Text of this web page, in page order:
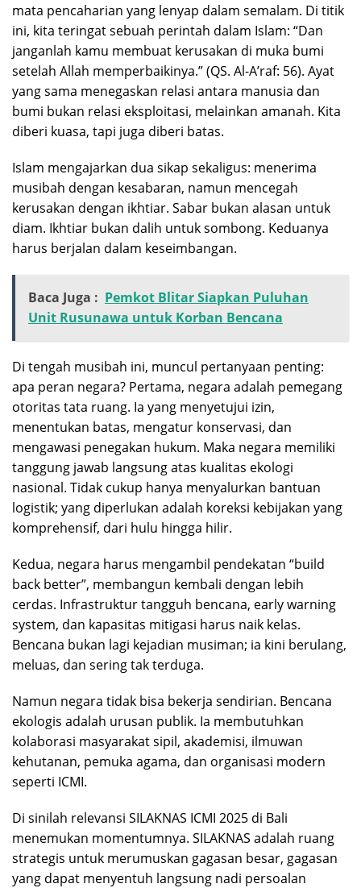
mata pencaharian yang lenyap dalam semalam. Di titik
ini, kita teringat sebuah perintah dalam Islam: “Dan
janganlah kamu membuat kerusakan di muka bumi
setelah Allah memperbaikinya.” (QS. Al-A’raf: 56). Ayat
yang sama menegaskan relasi antara manusia dan
bumi bukan relasi eksploitasi, melainkan amanah. Kita
diberi kuasa, tapi juga diberi batas.
Islam mengajarkan dua sikap sekaligus: menerima
musibah dengan kesabaran, namun mencegah
kerusakan dengan ikhtiar. Sabar bukan alasan untuk
diam. Ikhtiar bukan dalih untuk sombong. Keduanya
harus berjalan dalam keseimbangan.
Baca Juga : Pemkot Blitar Siapkan Puluhan
Unit Rusunawa untuk Korban Bencana
Di tengah musibah ini, muncul pertanyaan penting:
apa peran negara? Pertama, negara adalah pemegang
otoritas tata ruang. Ia yang menyetujui izin,
menentukan batas, mengatur konservasi, dan
mengawasi penegakan hukum. Maka negara memiliki
tanggung jawab langsung atas kualitas ekologi
nasional. Tidak cukup hanya menyalurkan bantuan
logistik; yang diperlukan adalah koreksi kebijakan yang
komprehensif, dari hulu hingga hilir.
Kedua, negara harus mengambil pendekatan “build
back better”, membangun kembali dengan lebih
cerdas. Infrastruktur tangguh bencana, early warning
system, dan kapasitas mitigasi harus naik kelas.
Bencana bukan lagi kejadian musiman; ia kini berulang,
meluas, dan sering tak terduga.
Namun negara tidak bisa bekerja sendirian. Bencana
ekologis adalah urusan publik. Ia membutuhkan
kolaborasi masyarakat sipil, akademisi, ilmuwan
kehutanan, pemuka agama, dan organisasi modern
seperti ICMI.
Di sinilah relevansi SILAKNAS ICMI 2025 di Bali
menemukan momentumnya. SILAKNAS adalah ruang
strategis untuk merumuskan gagasan besar, gagasan
yang dapat menyentuh langsung nadi persoalan